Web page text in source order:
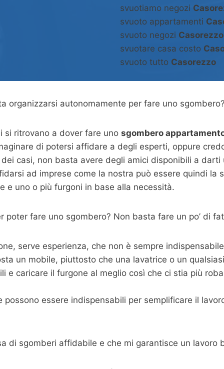
svuotiamo negozi
svuoto appartamenti
svuoto negozi Casorezzo
svuotare casa costo
svuoto tutto Casorezzo
organizzarsi autonomamente per fare uno
si ritrovano a dover fare uno sgombero
di potersi affidare a degli esperti, oppure
casi, non basta avere degli amici disponibili a
ad imprese come la nostra può essere quindi la
e uno o più furgoni in base alla necessità.
poter fare uno sgombero? Non basta fare un po’ di
serve esperienza, che non è sempre
un mobile, piuttosto che una lavatrice o un
e caricare il furgone al meglio così che ci stia più
possono essere indispensabili per semplificare il
di sgomberi affidabile e che mi garantisce un lavoro